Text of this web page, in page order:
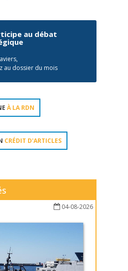
au débat
au dossier du mois
À LA RDN
CRÉDIT D'ARTICLES
04-08-2026